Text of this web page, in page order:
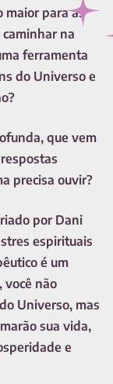
para as
caminhar na
ferramenta
do Universo e
que vem
precisa ouvir?
por Dani
espirituais
é um
você não
Universo, mas
sua vida,
e